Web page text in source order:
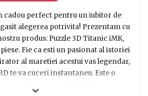
cadou perfect pentru un iubitor de
alegerea potrivita! Prezentam cu
produs: Puzzle 3D Titanic iMK,
Fie ca esti un pasionat al istoriei
al maretiei acestui vas legendar,
te va cuceri instantaneu. Este o
de a recrea celebrele contururi